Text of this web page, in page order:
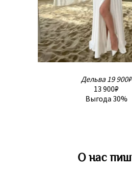
Дельва 19 900₽
13 900₽
Выгода 30%
О нас